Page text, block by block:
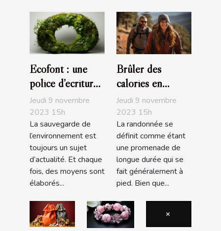
Ecofont : une
police d’écriture
écologique
Jeudi 9 novembre
2023 15h
La sauvegarde de
l’environnement est
toujours un sujet
d’actualité. Et chaque
fois, des moyens sont
élaborés...
Brûler des
calories en
faisant de la
randonnée
Jeudi 9 novembre
2023 15h
La randonnée se
définit comme étant
une promenade de
longue durée qui se
fait généralement à
pied. Bien que...